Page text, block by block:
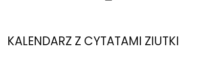
KALENDARZ Z CYTATAMI ZIUTKI